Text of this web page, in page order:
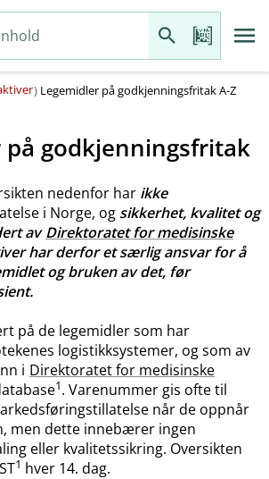
) Legemidler på godkjenningsfritak A-Z
på godkjenningsfritak
nedenfor har ikke
i Norge, og sikkerhet, kvalitet og
avDirektoratet for medisinske
har derfor et særlig ansvar for å
og bruken av det, før
på de legemidler som har
logistikksystemer, og som av
i Direktoratet for medisinske
1. Varenummer gis ofte til
når de oppnår
men dette innebærer ingen
eller kvalitetssikring. Oversikten
1 hver 14. dag.